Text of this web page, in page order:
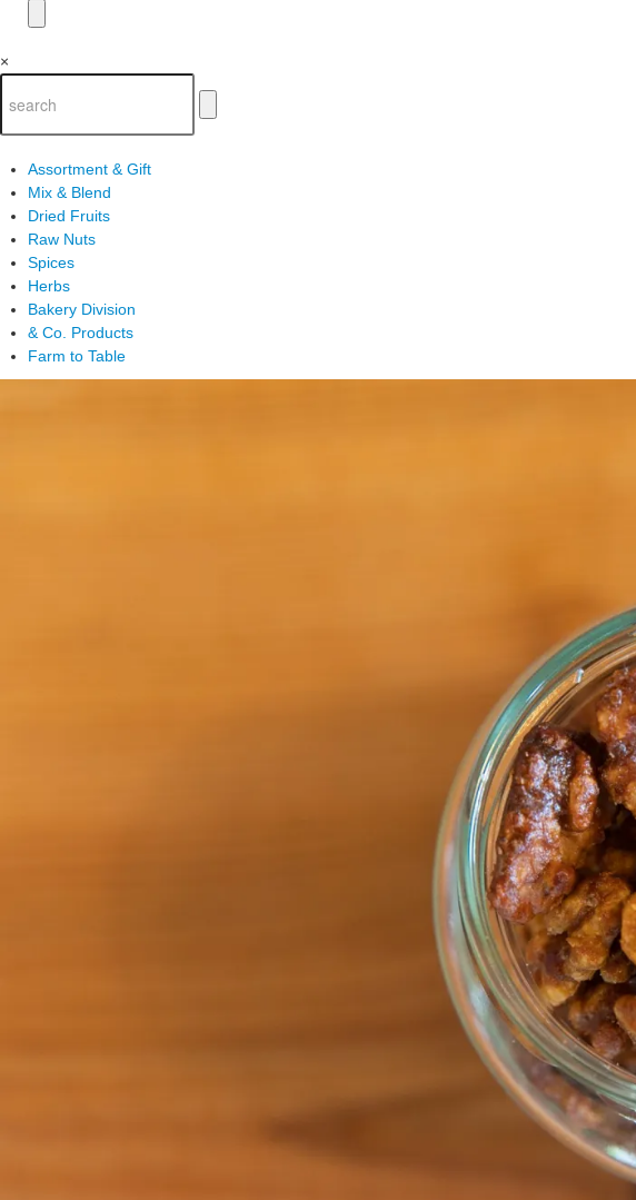
×
Assortment & Gift
Mix & Blend
Dried Fruits
Raw Nuts
Spices
Herbs
Bakery Division
& Co. Products
Farm to Table